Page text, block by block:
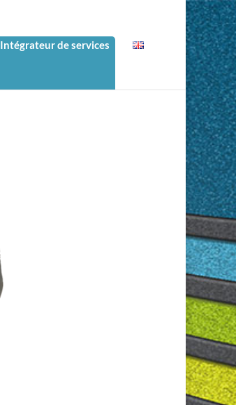
Intégrateur de services